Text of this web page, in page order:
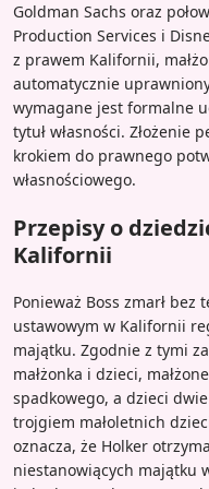
Goldman Sachs oraz
Production Services i
z prawem Kalifornii,
automatycznie
wymagane jest formalne
tytuł własności. Złożenie
krokiem do prawnego
własnościowego.
Przepisy o
Kalifornii
Ponieważ Boss zmarł
ustawowym w Kalifornii
majątku. Zgodnie z tymi
małżonka i dzieci,
spadkowego, a dzieci
trojgiem małoletnich
oznacza, że Holker
niestanowiących majątku